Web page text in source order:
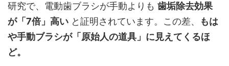
研究で、電動歯ブラシが手動よりも 歯垢除去効果
が「7倍」高い と証明されています。この差、
もは
や手動ブラシが「原始人の道具」に見えてくるほ
ど。